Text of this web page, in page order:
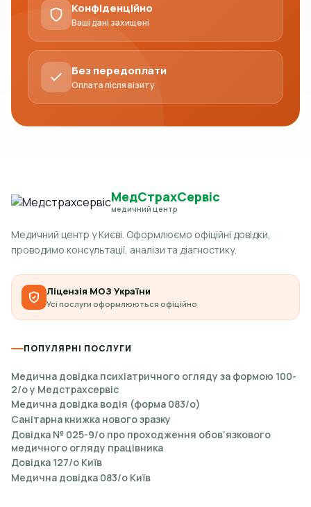
Конфіденційно
Ваші дані захищені
Без передоплати
Оплата після візиту
МедСтрахСервіс
медичний центр
Медичний центр у Києві. Оформлюємо офіційні довідки,
проводимо консультації, аналізи та діагностику.
Ліцензія МОЗ України
Усі послуги оформлюються офіційно
ПОПУЛЯРНІ ПОСЛУГИ
Медична довідка психіатричного огляду за формою 100-
2/о у Медстрахсервіс
Медична довідка водія (форма 083/о)
Санітарна книжка нового зразку
Довідка № 025-9/о про проходження обов’язкового
медичного огляду працівника
Довідка 127/о Київ
Медична довідка 083/о Київ